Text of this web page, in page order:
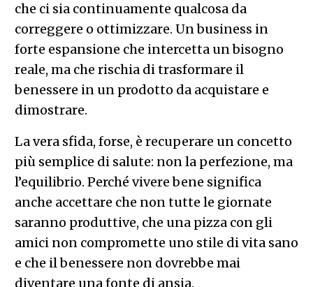
che ci sia continuamente qualcosa da
correggere o ottimizzare. Un business in
forte espansione che intercetta un bisogno
reale, ma che rischia di trasformare il
benessere in un prodotto da acquistare e
dimostrare.
La vera sfida, forse, è recuperare un concetto
più semplice di salute: non la perfezione, ma
l’equilibrio. Perché vivere bene significa
anche accettare che non tutte le giornate
saranno produttive, che una pizza con gli
amici non compromette uno stile di vita sano
e che il benessere non dovrebbe mai
diventare una fonte di ansia.